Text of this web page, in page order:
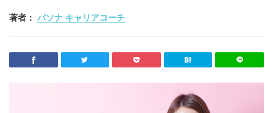
著者： パソナ キャリアコーチ